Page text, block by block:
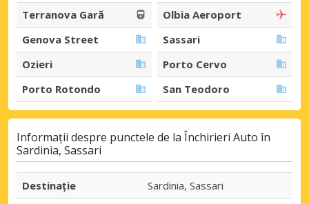
Terranova Gară
Olbia Aeroport
Genova Street
Sassari
Ozieri
Porto Cervo
Porto Rotondo
San Teodoro
Informații despre punctele de la Închirieri Auto în
Sardinia, Sassari
Destinaţie
Sardinia, Sassari